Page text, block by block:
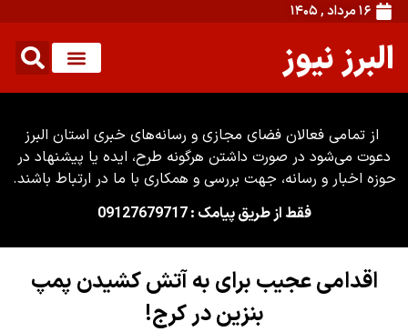
۱۶ مرداد , ۱۴۰۵
البرز نیوز
از تمامی فعالان فضای مجازی و رسانه‌های خبری استان البرز
دعوت می‌شود در صورت داشتن هرگونه طرح، ایده یا پیشنهاد در
اخبار و رسانه، جهت بررسی و همکاری با ما در ارتباط باشند.
فقط از طریق پیامک : 09127679717
اقدامی عجیب برای به آتش کشیدن پمپ
بنزین در کرج!